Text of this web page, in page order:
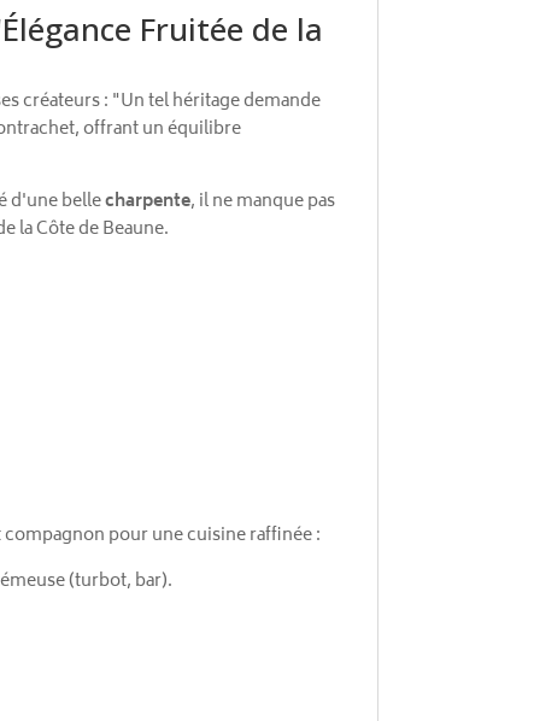
Fruitée de la
créateurs : "Un tel héritage demande
offrant un équilibre
d'une bellecharpente, il ne manque pas
la Côte de Beaune.
pour une cuisine raffinée :
(turbot, bar).